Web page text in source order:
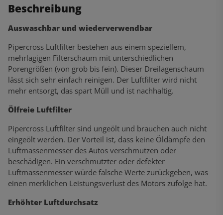
Beschreibung
Auswaschbar und wiederverwendbar
Pipercross Luftfilter bestehen aus einem speziellem,
mehrlagigen Filterschaum mit unterschiedlichen
Porengrößen (von grob bis fein). Dieser Dreilagenschaum
lässt sich sehr einfach reinigen. Der Luftfilter wird nicht
mehr entsorgt, das spart Müll und ist nachhaltig.
Ölfreie Luftfilter
Pipercross Luftfilter sind ungeölt und brauchen auch nicht
eingeölt werden. Der Vorteil ist, dass keine Öldämpfe den
Luftmassenmesser des Autos verschmutzen oder
beschädigen. Ein verschmutzter oder defekter
Luftmassenmesser würde falsche Werte zurückgeben, was
einen merklichen Leistungsverlust des Motors zufolge hat.
Erhöhter Luftdurchsatz